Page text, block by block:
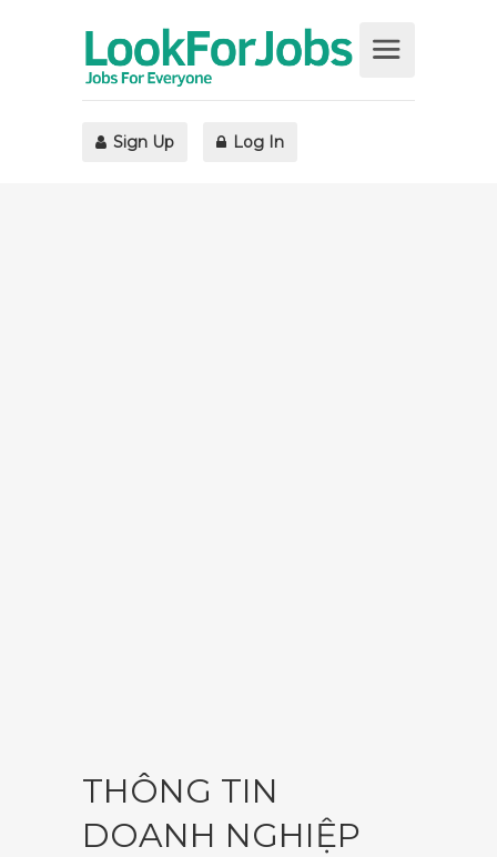
Sign Up Log In
THÔNG TIN
DOANH NGHIỆP